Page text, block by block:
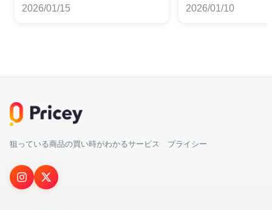
2026/01/15 2026/01/10
狙っている商品の買い時がわかるサービス プライシー